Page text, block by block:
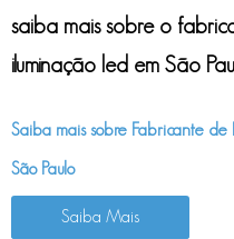
saiba mais sobre o
iluminação led em São
Saiba mais sobre Fabricante de
São Paulo
Saiba Mais